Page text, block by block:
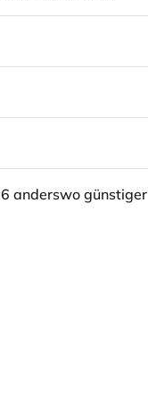
anderswo günstiger